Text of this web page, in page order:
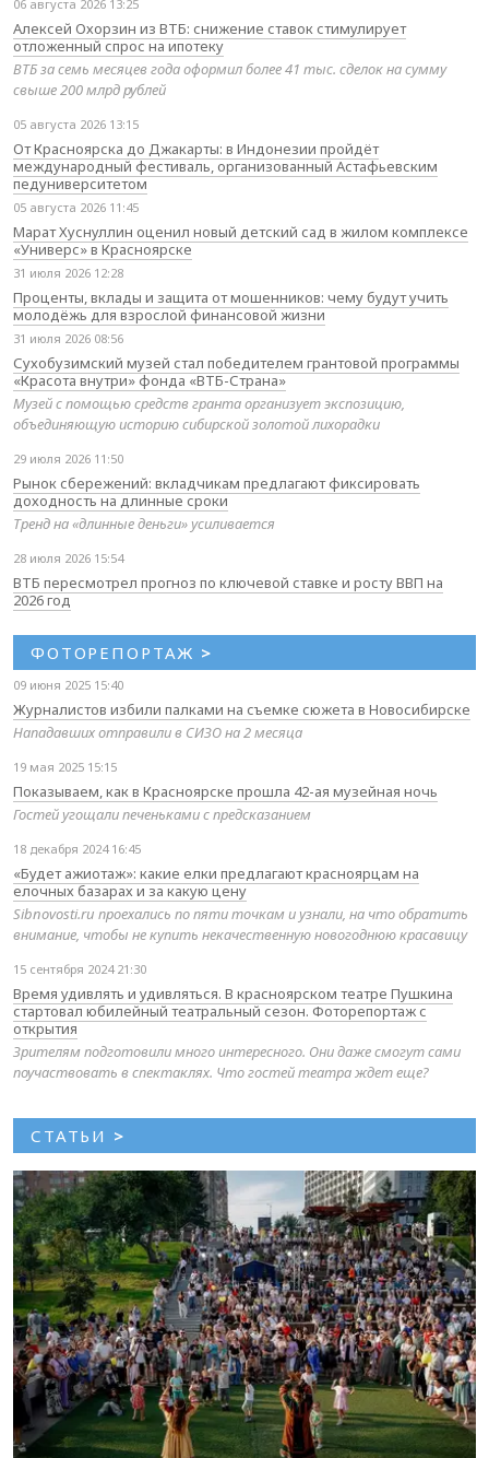
06 августа 2026 13:25
Алексей Охорзин из ВТБ: снижение ставок стимулирует
отложенный спрос на ипотеку
ВТБ за семь месяцев года оформил более 41 тыс. сделок на сумму
свыше 200 млрд рублей
05 августа 2026 13:15
От Красноярска до Джакарты: в Индонезии пройдёт
международный фестиваль, организованный Астафьевским
педуниверситетом
05 августа 2026 11:45
Марат Хуснуллин оценил новый детский сад в жилом комплексе
«Универс» в Красноярске
31 июля 2026 12:28
Проценты, вклады и защита от мошенников: чему будут учить
молодёжь для взрослой финансовой жизни
31 июля 2026 08:56
Сухобузимский музей стал победителем грантовой программы
«Красота внутри» фонда «ВТБ-Страна»
Музей с помощью средств гранта организует экспозицию,
объединяющую историю сибирской золотой лихорадки
29 июля 2026 11:50
Рынок сбережений: вкладчикам предлагают фиксировать
доходность на длинные сроки
Тренд на «длинные деньги» усиливается
28 июля 2026 15:54
ВТБ пересмотрел прогноз по ключевой ставке и росту ВВП на
2026 год
ФОТОРЕПОРТАЖ >
09 июня 2025 15:40
Журналистов избили палками на съемке сюжета в Новосибирске
Нападавших отправили в СИЗО на 2 месяца
19 мая 2025 15:15
Показываем, как в Красноярске прошла 42-ая музейная ночь
Гостей угощали печеньками с предсказанием
18 декабря 2024 16:45
«Будет ажиотаж»: какие елки предлагают красноярцам на
елочных базарах и за какую цену
Sibnovosti.ru проехались по пяти точкам и узнали, на что обратить
внимание, чтобы не купить некачественную новогоднюю красавицу
15 сентября 2024 21:30
Время удивлять и удивляться. В красноярском театре Пушкина
стартовал юбилейный театральный сезон. Фоторепортаж с
открытия
Зрителям подготовили много интересного. Они даже смогут сами
поучаствовать в спектаклях. Что гостей театра ждет еще?
СТАТЬИ >